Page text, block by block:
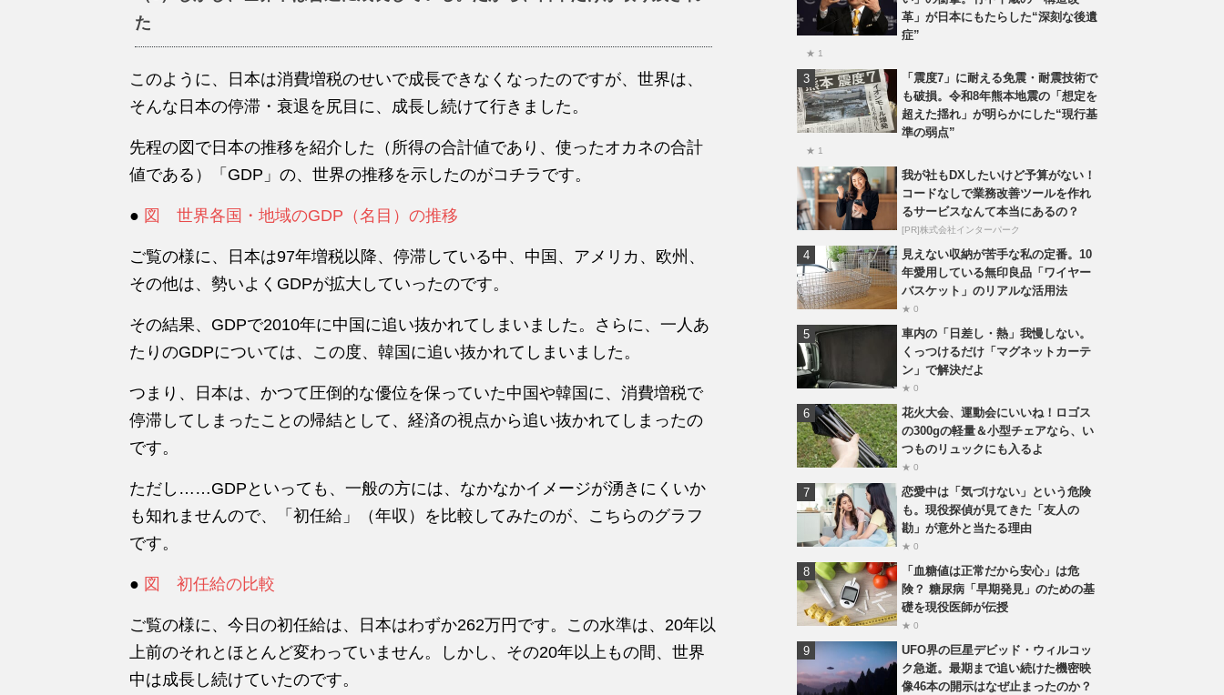
た
このように、日本は消費増税のせいで成長できなくなったのですが、世界は、
そんな日本の停滞・衰退を尻目に、成長し続けて行きました。
先程の図で日本の推移を紹介した（所得の合計値であり、使ったオカネの合計
値である）「GDP」の、世界の推移を示したのがコチラです。
● 図 世界各国・地域のGDP（名目）の推移
ご覧の様に、日本は97年増税以降、停滞している中、中国、アメリカ、欧州、
その他は、勢いよくGDPが拡大していったのです。
その結果、GDPで2010年に中国に追い抜かれてしまいました。さらに、一人あ
たりのGDPについては、この度、韓国に追い抜かれてしまいました。
つまり、日本は、かつて圧倒的な優位を保っていた中国や韓国に、消費増税で
停滞してしまったことの帰結として、経済の視点から追い抜かれてしまったの
です。
ただし……GDPといっても、一般の方には、なかなかイメージが湧きにくいか
も知れませんので、「初任給」（年収）を比較してみたのが、こちらのグラフ
です。
● 図 初任給の比較
ご覧の様に、今日の初任給は、日本はわずか262万円です。この水準は、20年以
上前のそれとほとんど変わっていません。しかし、その20年以上もの間、世界
中は成長し続けていたのです。
革」が日本にもたらした“深刻な後遺
症”
★ 1
「震度7」に耐える免震・耐震技術で
も破損。令和8年熊本地震の「想定を
超えた揺れ」が明らかにした“現行基
準の弱点”
★ 1
我が社もDXしたいけど予算がない！
コードなしで業務改善ツールを作れ
るサービスなんて本当にあるの？
[PR]株式会社インターパーク
見えない収納が苦手な私の定番。10
年愛用している無印良品「ワイヤー
バスケット」のリアルな活用法
★ 0
車内の「日差し・熱」我慢しない。
くっつけるだけ「マグネットカーテ
ン」で解決だよ
★ 0
花火大会、運動会にいいね！ロゴス
の300gの軽量＆小型チェアなら、い
つものリュックにも入るよ
★ 0
恋愛中は「気づけない」という危険
も。現役探偵が見てきた「友人の
勘」が意外と当たる理由
★ 0
「血糖値は正常だから安心」は危
険？ 糖尿病「早期発見」のための基
礎を現役医師が伝授
★ 0
UFO界の巨星デビッド・ウィルコッ
ク急逝。最期まで追い続けた機密映
像46本の開示はなぜ止まったのか？